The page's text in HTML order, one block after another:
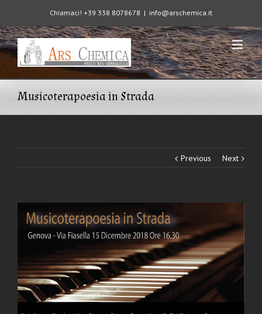
Chiamaci! +39 338 8078678 | info@arschemica.it
Musicoterapoesia in Strada
Previous Next